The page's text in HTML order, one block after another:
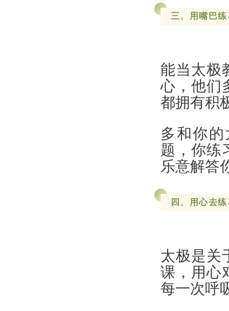
三、用嘴巴
能当太极
心，他们
都拥有积
多和你
题，你练
乐意解答
四、用心去
太极是关
课，用心
每一次呼